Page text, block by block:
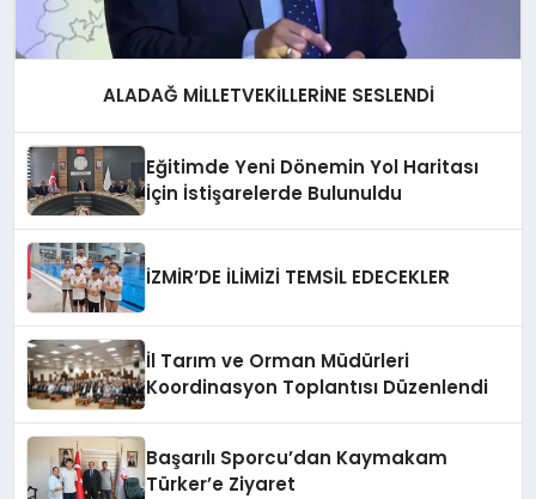
ALADAĞ MİLLETVEKİLLERİNE SESLENDİ
Eğitimde Yeni Dönemin Yol Haritası
İçin İstişarelerde Bulunuldu
İZMİR’DE İLİMİZİ TEMSİL EDECEKLER
İl Tarım ve Orman Müdürleri
Koordinasyon Toplantısı Düzenlendi
Başarılı Sporcu’dan Kaymakam
Türker’e Ziyaret